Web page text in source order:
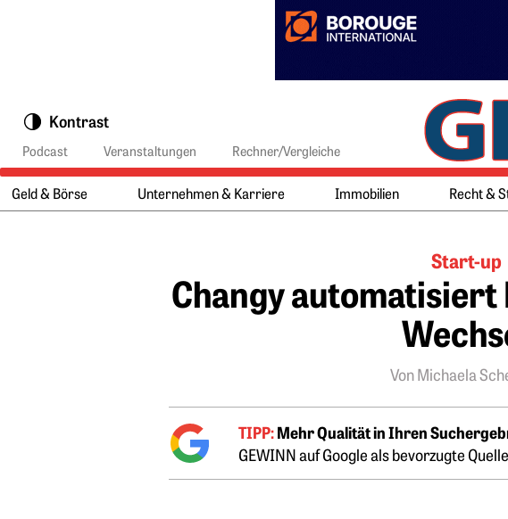
Kontrast
Podcast Veranstaltungen Rechner/Vergleiche
Hauptmenü:
Geld & Börse Unternehmen & Karriere Immobilien Recht &
Start-up
Changy
Von Michaela
TIPP:Mehr Qualität in Ihren
GEWINN auf Google als bevorzugte